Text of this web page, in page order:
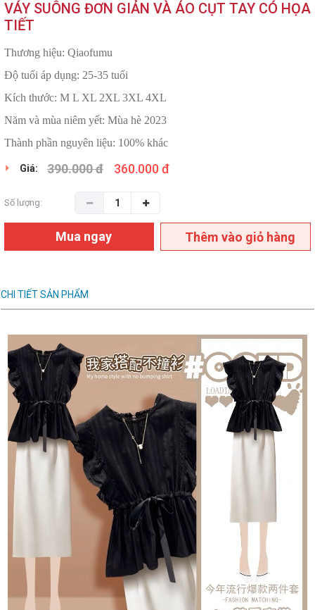
VÁY SUÔNG ĐƠN GIẢN VÀ ÁO CỤT TAY CÓ HỌA
TIẾT
Thương hiệu: Qiaofumu
Độ tuổi áp dụng: 25-35 tuổi
Kích thước: M L XL 2XL 3XL 4XL
Năm và mùa niêm yết: Mùa hè 2023
Thành phần nguyên liệu: 100% khác
Giá: 390.000 đ 360.000 đ
Số lượng:
Mua ngay Thêm vào giỏ hàng
CHI TIẾT SẢN PHẨM